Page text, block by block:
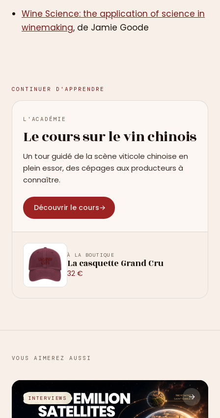
Wine Science: the application of science in
winemaking, de Jamie Goode
CONTINUER D'APPRENDRE
L'ACADÉMIE
Le cours sur le vin chinois
Un tour guidé de la scène viticole chinoise en
plein essor, des cépages aux producteurs à
connaître.
Découvrir le cours→
À LA BOUTIQUE
La casquette Grand Cru
32 €
VOUS AIMEREZ AUSSI
INTERVIEWS →